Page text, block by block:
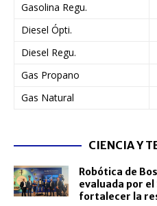
Gasolina Regu.
Diesel Ópti.
Diesel Regu.
Gas Propano
Gas Natural
CIENCIA Y
Robótica de
evaluada por el
fortalecer la